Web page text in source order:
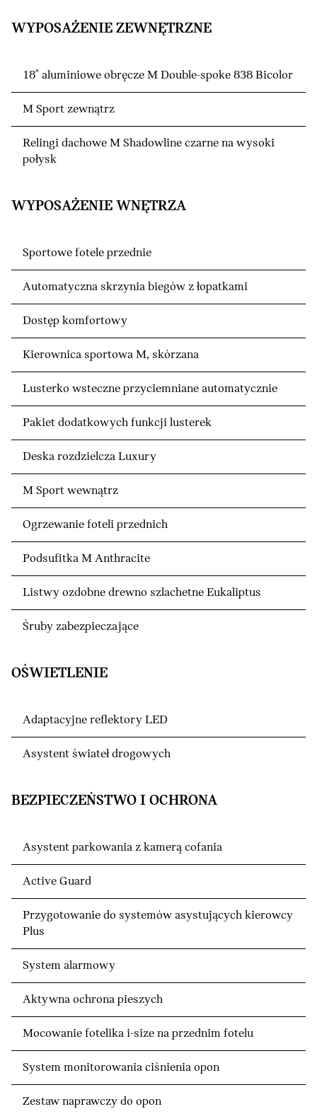
WYPOSAŻENIE ZEWNĘTRZNE
18" aluminiowe obręcze M Double-spoke 838 Bicolor
M Sport zewnątrz
Relingi dachowe M Shadowline czarne na wysoki
połysk
WYPOSAŻENIE WNĘTRZA
Sportowe fotele przednie
Automatyczna skrzynia biegów z łopatkami
Dostęp komfortowy
Kierownica sportowa M, skórzana
Lusterko wsteczne przyciemniane automatycznie
Pakiet dodatkowych funkcji lusterek
Deska rozdzielcza Luxury
M Sport wewnątrz
Ogrzewanie foteli przednich
Podsufitka M Anthracite
Listwy ozdobne drewno szlachetne Eukaliptus
Śruby zabezpieczające
OŚWIETLENIE
Adaptacyjne reflektory LED
Asystent świateł drogowych
BEZPIECZEŃSTWO I OCHRONA
Asystent parkowania z kamerą cofania
Active Guard
Przygotowanie do systemów asystujących kierowcy
Plus
System alarmowy
Aktywna ochrona pieszych
Mocowanie fotelika i-size na przednim fotelu
System monitorowania ciśnienia opon
Zestaw naprawczy do opon